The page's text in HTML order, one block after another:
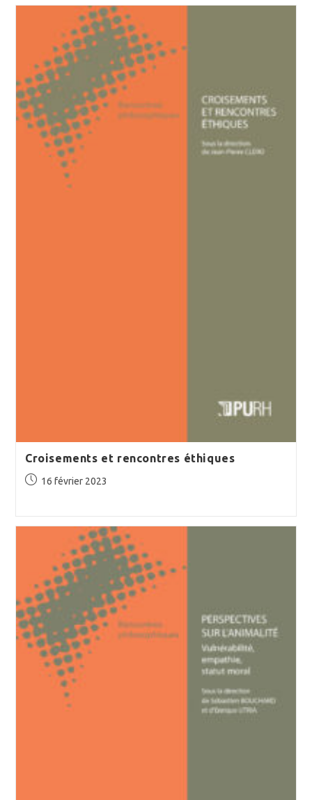
Croisements et rencontres éthiques
Publication
16 février 2023